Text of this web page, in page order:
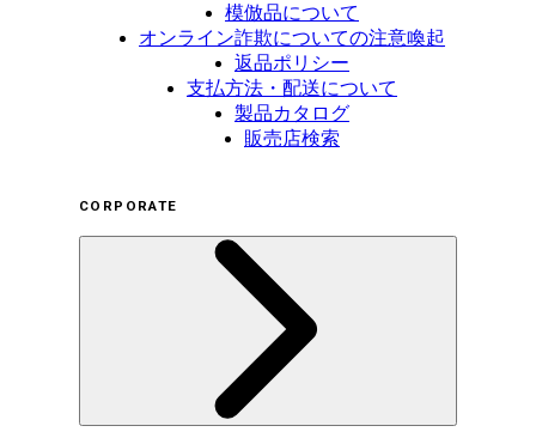
模倣品について
オンライン詐欺についての注意喚起
返品ポリシー
支払方法・配送について
製品カタログ
販売店検索
CORPORATE